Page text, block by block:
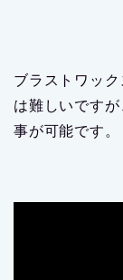
ブラストワッ
は難しいです
事が可能です。